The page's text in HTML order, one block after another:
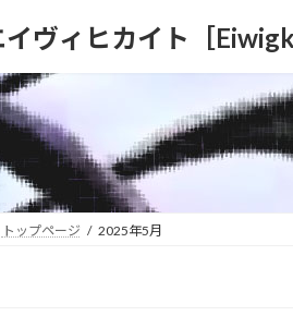
イヴィヒカイト［
トップページ 2025年5月